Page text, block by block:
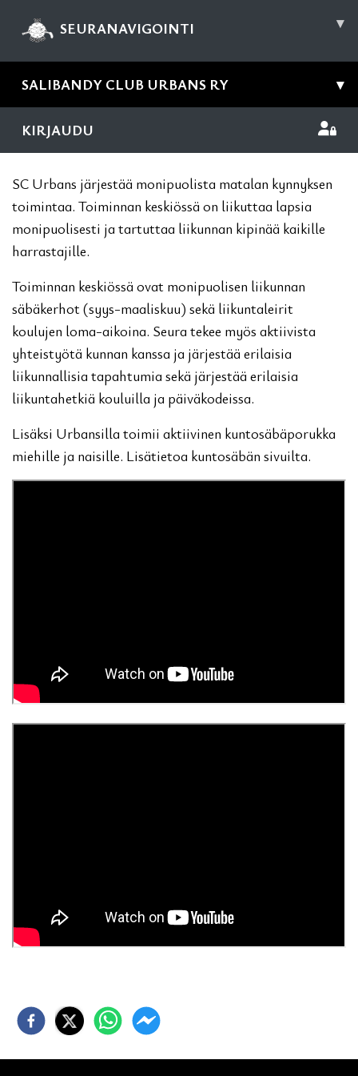
SEURANAVIGOINTI ▾
SALIBANDY CLUB URBANS RY ▾
KIRJAUDU
SC Urbans järjestää monipuolista matalan kynnyksen
toimintaa. Toiminnan keskiössä on liikuttaa lapsia
monipuolisesti ja tartuttaa liikunnan kipinää kaikille
harrastajille.
Toiminnan keskiössä ovat monipuolisen liikunnan
säbäkerhot (syys-maaliskuu) sekä liikuntaleirit
koulujen loma-aikoina. Seura tekee myös aktiivista
yhteistyötä kunnan kanssa ja järjestää erilaisia
liikunnallisia tapahtumia sekä järjestää erilaisia
liikuntahetkiä kouluilla ja päiväkodeissa.
Lisäksi Urbansilla toimii aktiivinen kuntosäbäporukka
miehille ja naisille. Lisätietoa kuntosäbän sivuilta.